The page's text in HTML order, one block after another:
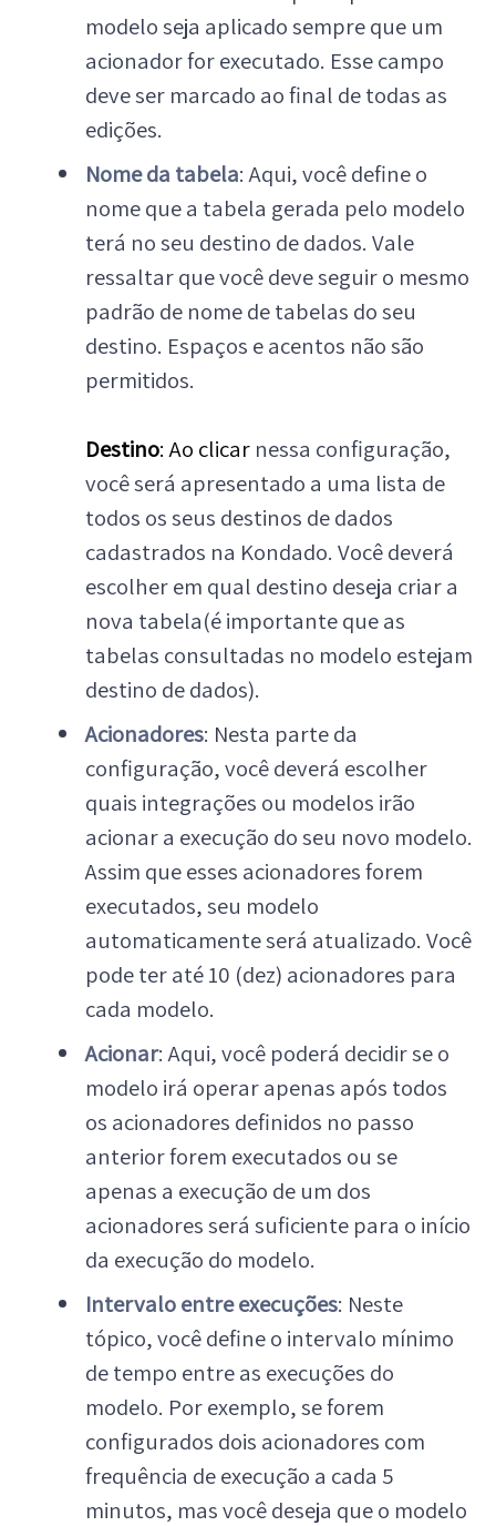
modelo seja aplicado sempre que um
acionador for executado. Esse campo
deve ser marcado ao final de todas as
edições.
Nome da tabela: Aqui, você define o
nome que a tabela gerada pelo modelo
terá no seu destino de dados. Vale
ressaltar que você deve seguir o mesmo
padrão de nome de tabelas do seu
destino. Espaços e acentos não são
permitidos.
Destino: Ao clicar nessa configuração,
você será apresentado a uma lista de
todos os seus destinos de dados
cadastrados na Kondado. Você deverá
escolher em qual destino deseja criar a
nova tabela(é importante que as
tabelas consultadas no modelo estejam
destino de dados).
Acionadores: Nesta parte da
configuração, você deverá escolher
quais integrações ou modelos irão
acionar a execução do seu novo modelo.
Assim que esses acionadores forem
executados, seu modelo
automaticamente será atualizado. Você
pode ter até 10 (dez) acionadores para
cada modelo.
Acionar: Aqui, você poderá decidir se o
modelo irá operar apenas após todos
os acionadores definidos no passo
anterior forem executados ou se
apenas a execução de um dos
acionadores será suficiente para o início
da execução do modelo.
Intervalo entre execuções: Neste
tópico, você define o intervalo mínimo
de tempo entre as execuções do
modelo. Por exemplo, se forem
configurados dois acionadores com
frequência de execução a cada 5
minutos, mas você deseja que o modelo